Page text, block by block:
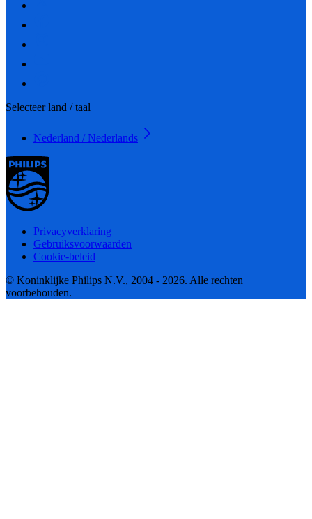
Selecteer land / taal
Nederland / Nederlands
Privacyverklaring
Gebruiksvoorwaarden
Cookie-beleid
© Koninklijke Philips N.V., 2004 - 2026. Alle rechten
voorbehouden.